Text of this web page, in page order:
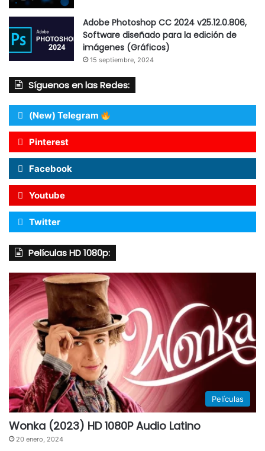
Adobe Photoshop CC 2024 v25.12.0.806,
Software diseñado para la edición de
imágenes (Gráficos)
15 septiembre, 2024
Síguenos en las Redes:
(New) Telegram
Pinterest
Facebook
Youtube
Twitter
Películas HD 1080p:
Películas
Wonka (2023) HD 1080P Audio Latino
20 enero, 2024